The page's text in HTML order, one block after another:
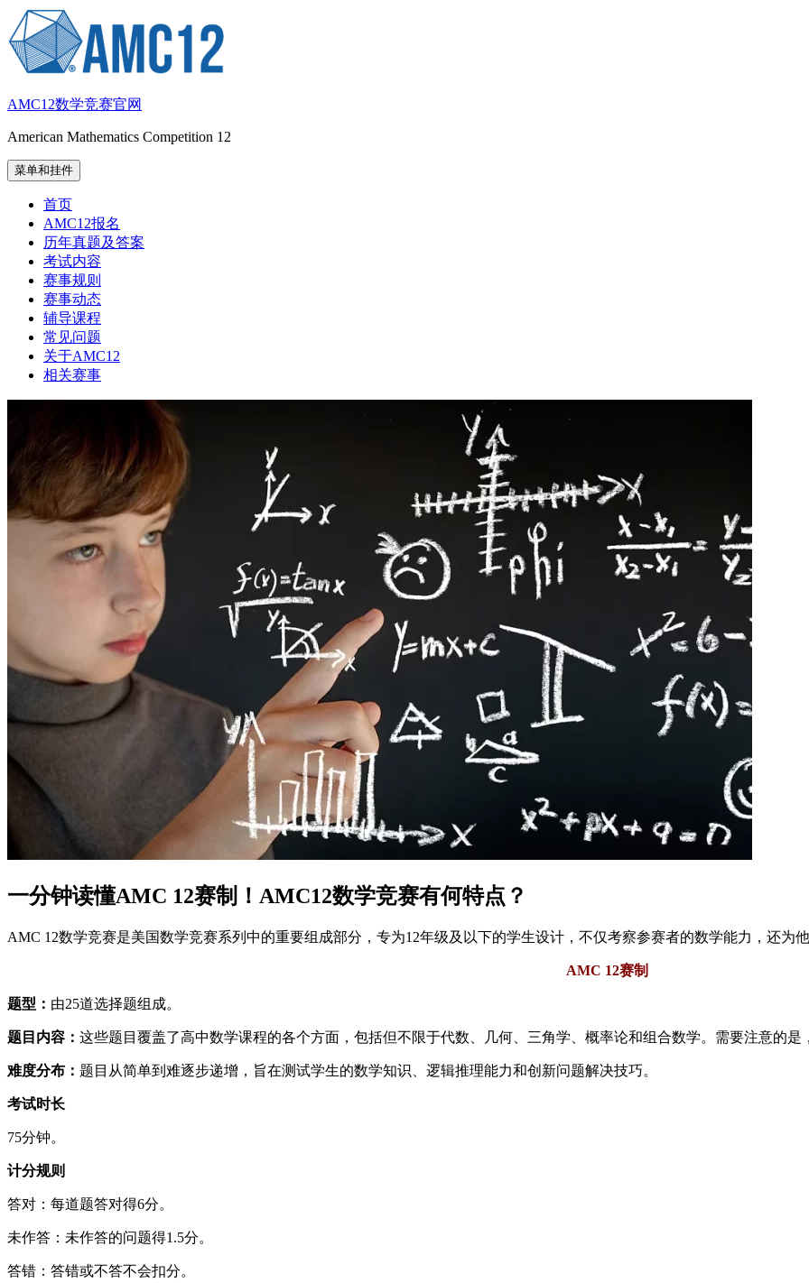
至
内
AMC12数学竞赛官网
American Mathematics Competition 12
菜单和挂件
首页
AMC12报名
历年真题及答案
考试内容
赛事规则
赛事动态
辅导课程
常见问题
关于AMC12
相关赛事
一分钟读懂AMC 12赛制！AMC12数学竞赛有何特点？
AMC 12数学竞赛是美国数学竞赛系列中的重要组成部分，专为12年级及以下的学生设计，不仅考察参赛者的数学能力，还为
AMC 12赛制
题型： 由25道选择题组成。
题目内容： 这些题目覆盖了高中数学课程的各个方面，包括但不限于代数、几何、三角学、概率论和组合数学。需要注意的是
难度分布： 题目从简单到难逐步递增，旨在测试学生的数学知识、逻辑推理能力和创新问题解决技巧。
考试时长
75分钟。
计分规则
答对：每道题答对得6分。
未作答：未作答的问题得1.5分。
答错：答错或不答不会扣分。